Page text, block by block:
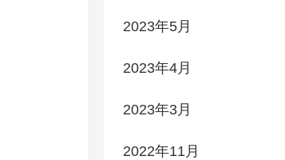
2023年5月
2023年4月
2023年3月
2022年11月